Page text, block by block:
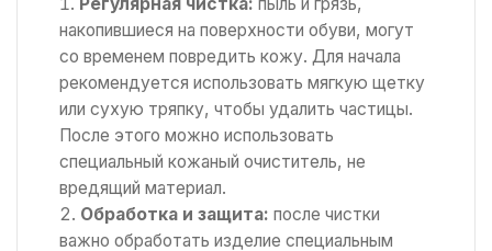
накопившиеся на поверхности обуви, могут
со временем повредить кожу. Для начала
рекомендуется использовать мягкую щетку
или сухую тряпку, чтобы удалить частицы.
После этого можно использовать
специальный кожаный очиститель, не
вредящий материал.
Обработка и защита: после чистки
важно обработать изделие специальным